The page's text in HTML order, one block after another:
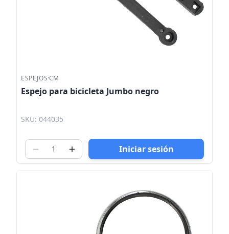
ESPEJOS·CM
Espejo para bicicleta Jumbo negro
SKU: 044035
Iniciar sesión